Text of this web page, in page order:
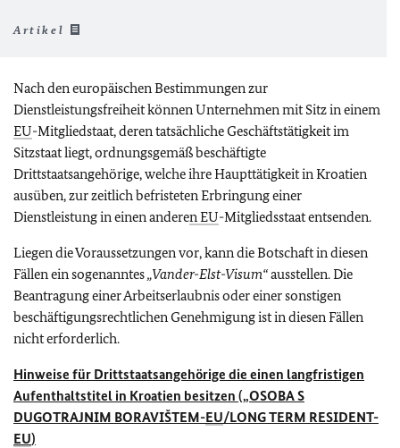
Artikel
Nach den europäischen Bestimmungen zur
Dienstleistungsfreiheit können Unternehmen mit Sitz in einem
EU-Mitgliedstaat, deren tatsächliche Geschäftstätigkeit im
Sitzstaat liegt, ordnungsgemäß beschäftigte
Drittstaatsangehörige, welche ihre Haupttätigkeit in Kroatien
ausüben, zur zeitlich befristeten Erbringung einer
Dienstleistung in einen anderenEU-Mitgliedsstaat entsenden.
Liegen die Voraussetzungen vor, kann die Botschaft in diesen
Fällen ein sogenanntes„Vander-Elst-Visum“ausstellen. Die
Beantragung einer Arbeitserlaubnis oder einer sonstigen
beschäftigungsrechtlichen Genehmigung ist in diesen Fällen
nicht erforderlich.
Hinweise für Drittstaatsangehörige die einen langfristigen
Aufenthaltstitel in Kroatien besitzen („OSOBA S
DUGOTRAJNIM BORAVIŠTEM-EU/LONG TERM RESIDENT-
EU)